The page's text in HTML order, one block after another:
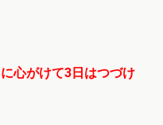
心がけて3日はつづけ